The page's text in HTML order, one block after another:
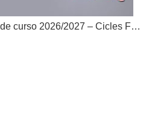
Dates inici de curso 2026/2027 – Cicles Formatius